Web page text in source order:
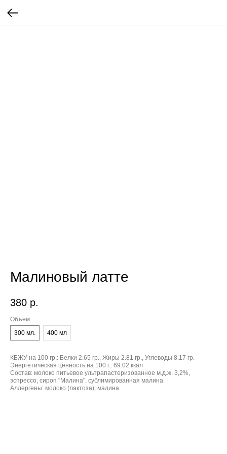
Малиновый латте
380 р.
Объем
300 мл.
400 мл
КБЖУ на 100 гр.: Белки 2.65 гр., Жиры 2.81 гр., Углеводы 8.17 гр.
Энергетическая ценность на 100 г.: 69.02 ккал
Состав: молоко питьевое ультрапастеризованное м.д.ж. 3,2%,
эспрессо, сироп "Малина", сублимированная малина
Аллергены: молоко (лактоза), малина